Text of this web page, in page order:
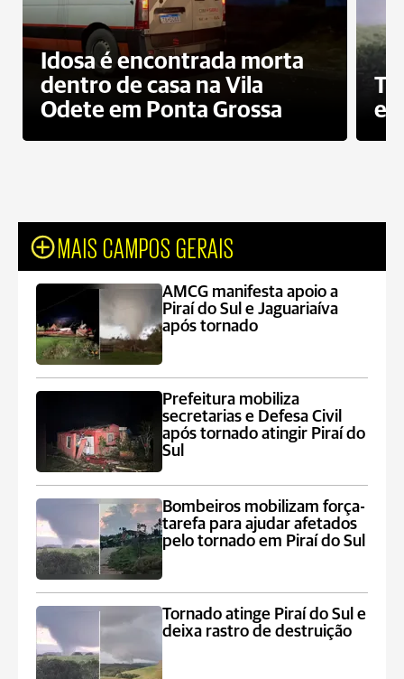
Idosa é encontrada morta
dentro de casa na Vila
Odete em Ponta Grossa
e
MAIS CAMPOS GERAIS
AMCG manifesta apoio a
Piraí do Sul e Jaguariaíva
após tornado
Prefeitura mobiliza
secretarias e Defesa Civil
após tornado atingir Piraí do
Sul
Bombeiros mobilizam força-
tarefa para ajudar afetados
pelo tornado em Piraí do Sul
Tornado atinge Piraí do Sul e
deixa rastro de destruição